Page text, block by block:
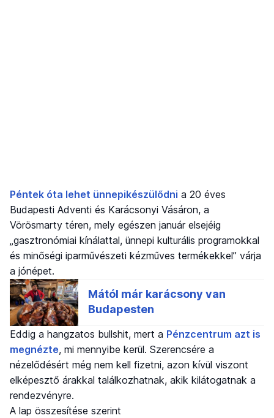
Péntek óta lehet ünnepikészülődni a 20 éves
Budapesti Adventi és Karácsonyi Vásáron, a
Vörösmarty téren, mely egészen január elsejéig
„gasztronómiai kínálattal, ünnepi kulturális programokkal
és minőségi iparművészeti kézműves termékekkel” várja
a jónépet.
Eddig a hangzatos bullshit, mert a Pénzcentrum azt is
megnézte, mi mennyibe kerül. Szerencsére a
nézelődésért még nem kell fizetni, azon kívül viszont
elképesztő árakkal találkozhatnak, akik kilátogatnak a
rendezvényre.
A lap összesítése szerint